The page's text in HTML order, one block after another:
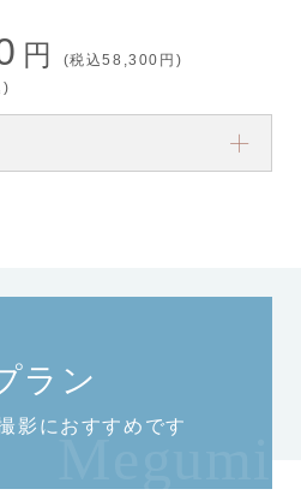
円
(税込58,300円)
)
ラン
影におすすめです
Megumi